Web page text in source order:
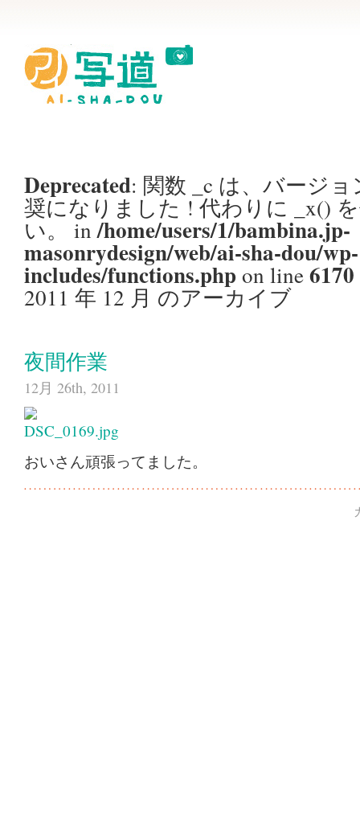
Deprecated: 関数 _c は、バージョ
奨になりました ! 代わりに _x()
い。 in/home/users/1/bambina.jp-
masonrydesign/web/ai-sha-dou/wp-
includes/functions.phpon line6170
2011 年 12 月 のアーカイブ
夜間作業
12月 26th, 2011
おいさん頑張ってました。